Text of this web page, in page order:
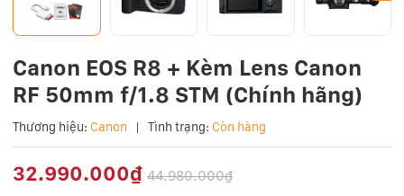
Canon EOS R8 + Kèm Lens Canon
RF 50mm f/1.8 STM (Chính hãng)
Thương hiệu: Canon | Tình trạng: Còn hàng
32.990.000₫ 44.980.000₫